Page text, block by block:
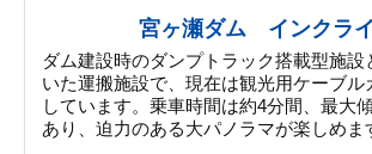
宮ヶ瀬ダム インクラ
ダム建設時のダンプトラック搭載型施設
いた運搬施設で、現在は観光用ケーブル
しています。乗車時間は約4分間、最大
あり、迫力のある大パノラマが楽しめま